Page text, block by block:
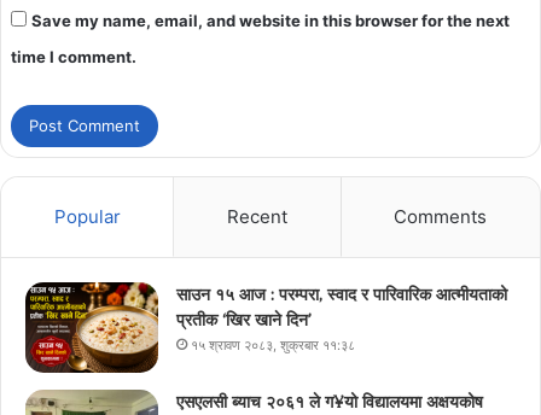
Save my name, email, and website in this browser for the next
time I comment.
Popular Recent Comments
साउन १५ आज : परम्परा, स्वाद र पारिवारिक आत्मीयताको
प्रतीक ‘खिर खाने दिन’
१५ श्रावण २०८३, शुक्रबार ११:३८
एसएलसी ब्याच २०६१ ले ग¥यो विद्यालयमा अक्षयकोष